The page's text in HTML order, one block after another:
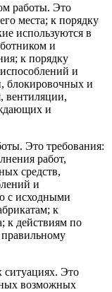
работы. Это
места; к порядку
используются в
и
к порядку
и
блокировочных и
вентиляции,
и
Это требования:
работ,
средств,
и
с исходными
к
к действиям по
ситуациях. Это
возможных